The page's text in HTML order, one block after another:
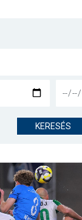
NYITÓLAP
CSAPATOK
KLUB
GALÉRIA
KERESÉS